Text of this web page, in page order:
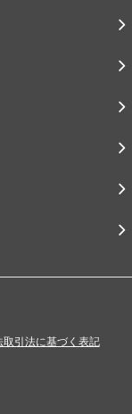
取引法に基づく表記